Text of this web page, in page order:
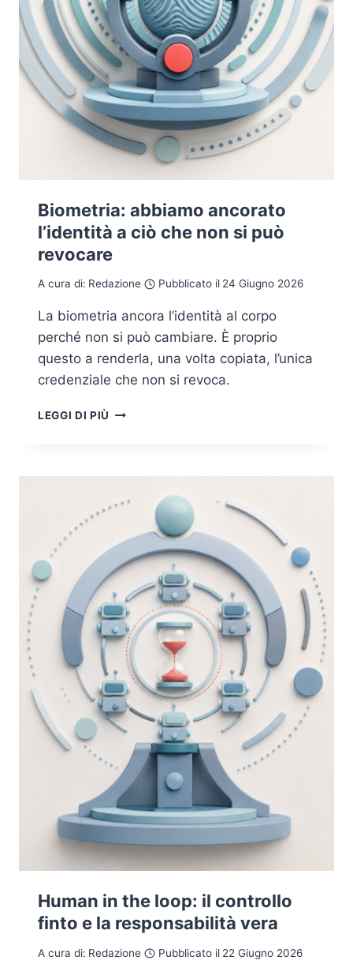
Biometria: abbiamo ancorato
l’identità a ciò che non si può
revocare
A cura di: Redazione Pubblicato il 24 Giugno 2026
La biometria ancora l’identità al corpo
perché non si può cambiare. È proprio
questo a renderla, una volta copiata, l’unica
credenziale che non si revoca.
LEGGI DI PIÙ BIOMETRIA:
A
CHE
SI
PUÒ
REVOCARE
Human in the loop: il controllo
finto e la responsabilità vera
A cura di: Redazione Pubblicato il 22 Giugno 2026